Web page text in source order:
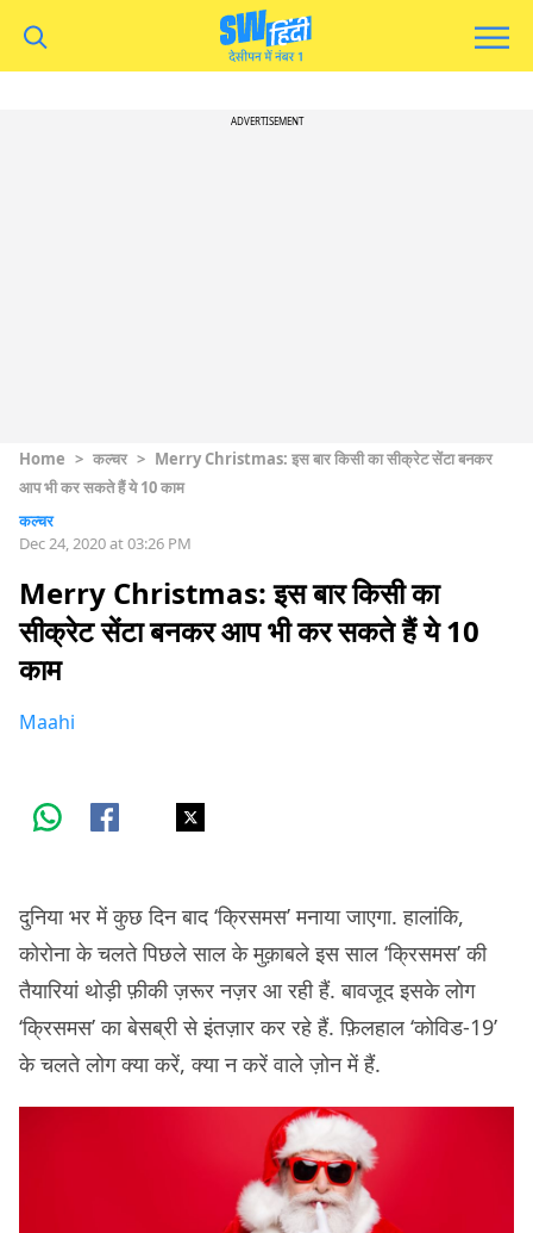
ADVERTISEMENT
Home > कल्चर > Merry Christmas: इस बार किसी का सीक्रेट सेंटा बनकर
आप भी कर सकते हैं ये 10 काम
कल्चर
Dec 24, 2020 at 03:26 PM
Merry Christmas: इस बार किसी का
सीक्रेट सेंटा बनकर आप भी कर सकते हैं ये 10
काम
Maahi
दुनिया भर में कुछ दिन बाद ‘क्रिसमस’ मनाया जाएगा. हालांकि,
कोरोना के चलते पिछले साल के मुक़ाबले इस साल ‘क्रिसमस’ की
तैयारियां थोड़ी फ़ीकी ज़रूर नज़र आ रही हैं. बावजूद इसके लोग
‘क्रिसमस’ का बेसब्री से इंतज़ार कर रहे हैं. फ़िलहाल ‘कोविड-19’
के चलते लोग क्या करें, क्या न करें वाले ज़ोन में हैं.